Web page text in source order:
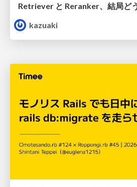
Retriever と Reranker、結局ど
kazuaki